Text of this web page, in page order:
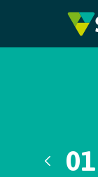
Pular para o